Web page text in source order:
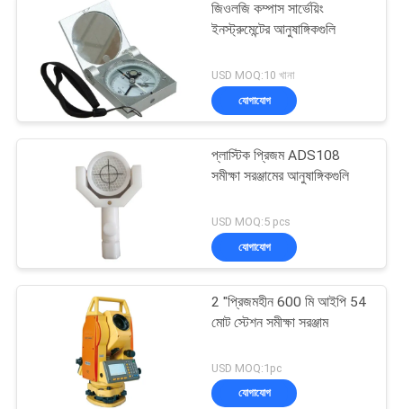
জিওলজি কম্পাস সার্ভেয়িং
ইনস্ট্রুমেন্টের আনুষাঙ্গিকগুলি
USD MOQ:10 খানা
যোগাযোগ
প্লাস্টিক প্রিজম ADS108
সমীক্ষা সরঞ্জামের আনুষাঙ্গিকগুলি
USD MOQ:5 pcs
যোগাযোগ
2 "প্রিজমহীন 600 মি আইপি 54
মোট স্টেশন সমীক্ষা সরঞ্জাম
USD MOQ:1pc
যোগাযোগ